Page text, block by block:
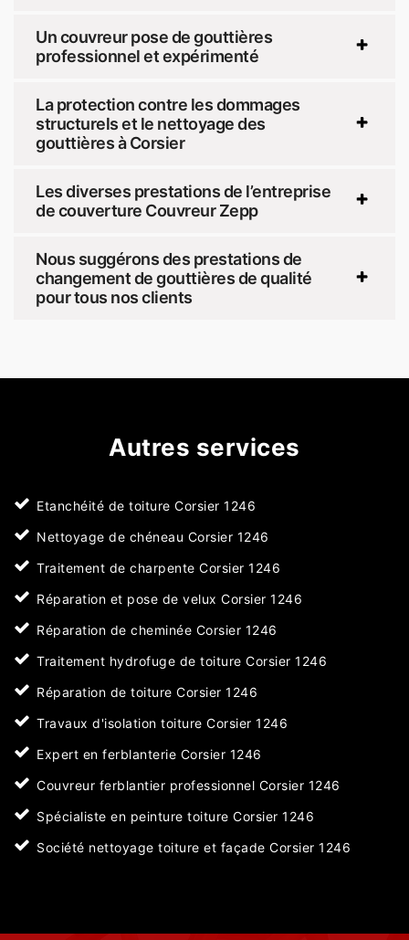
Un couvreur pose de gouttières
professionnel et expérimenté
La protection contre les dommages
structurels et le nettoyage des
gouttières à Corsier
Les diverses prestations de l’entreprise
de couverture Couvreur Zepp
Nous suggérons des prestations de
changement de gouttières de qualité
pour tous nos clients
Autres services
Etanchéité de toiture Corsier 1246
Nettoyage de chéneau Corsier 1246
Traitement de charpente Corsier 1246
Réparation et pose de velux Corsier 1246
Réparation de cheminée Corsier 1246
Traitement hydrofuge de toiture Corsier 1246
Réparation de toiture Corsier 1246
Travaux d'isolation toiture Corsier 1246
Expert en ferblanterie Corsier 1246
Couvreur ferblantier professionnel Corsier 1246
Spécialiste en peinture toiture Corsier 1246
Société nettoyage toiture et façade Corsier 1246